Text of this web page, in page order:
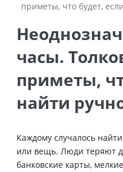
приметы, что будет,
Неоднозначная находка –
часы.
приметы,
найти
Каждому случалось
или вещь. Люди теряют
банковские карты,